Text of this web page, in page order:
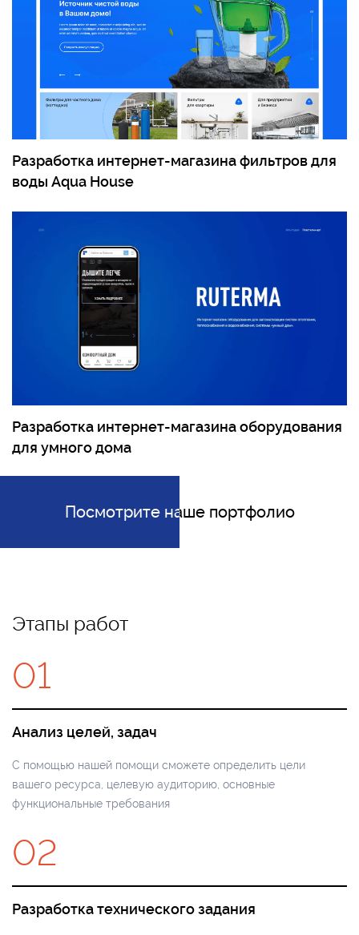
Разработка интернет-магазина фильтров для
воды Aqua House
Разработка интернет-магазина оборудования
для умного дома
Посмотрите наше портфолио
Посмотрите наше портфолио
Этапы работ
01
Анализ целей, задач
С помощью нашей помощи сможете определить цели
вашего ресурса, целевую аудиторию, основные
функциональные требования
02
Разработка технического задания